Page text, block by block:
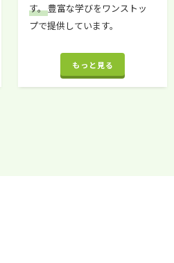
す。豊富な学びをワンストッ
プで提供しています。
もっと見る